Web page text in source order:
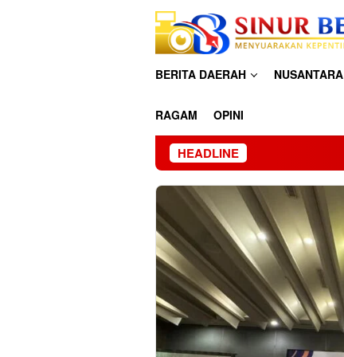
BERITA DAERAH NUSANTARA
RAGAM OPINI
HEADLINE